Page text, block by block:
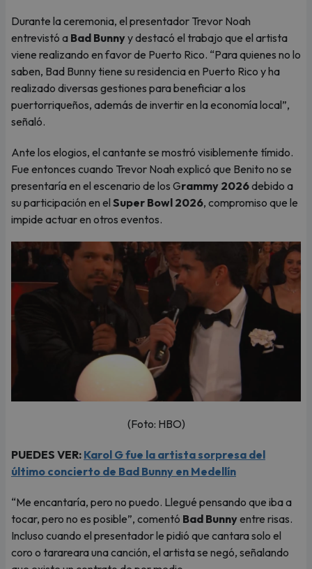
Durante la ceremonia, el presentador Trevor Noah
entrevistó a Bad Bunnyy destacó el trabajo que el artista
viene realizando en favor de Puerto Rico. “Para quienes no lo
saben, Bad Bunny tiene su residencia en Puerto Rico y ha
realizado diversas gestiones para beneficiar a los
puertorriqueños, además de invertir en la economía local”,
señaló.
Ante los elogios, el cantante se mostró visiblemente tímido.
Fue entonces cuando Trevor Noah explicó que Benito no se
presentaría en el escenario de los Grammy 2026debido a
su participación en el Super Bowl 2026, compromiso que le
impide actuar en otros eventos.
(Foto: HBO)
PUEDES VER: Karol G fue la artista sorpresa del
último concierto de Bad Bunny en Medellín
“Me encantaría, pero no puedo. Llegué pensando que iba a
tocar, pero no es posible”, comentó Bad Bunnyentre risas.
Incluso cuando el presentador le pidió que cantara solo el
coro o tarareara una canción, el artista se negó, señalando